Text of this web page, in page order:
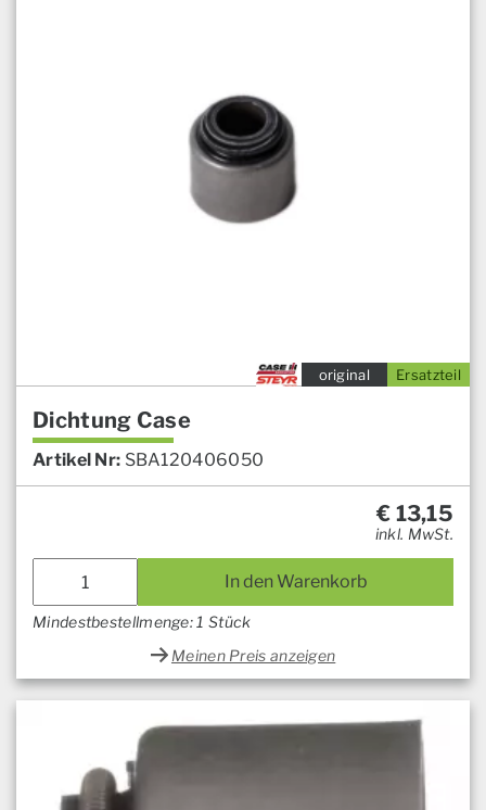
Ersatzteil
original
Dichtung Case
Artikel Nr: SBA120406050
€ 13,15
inkl. MwSt.
In den Warenkorb
Mindestbestellmenge: 1 Stück
Meinen Preis anzeigen